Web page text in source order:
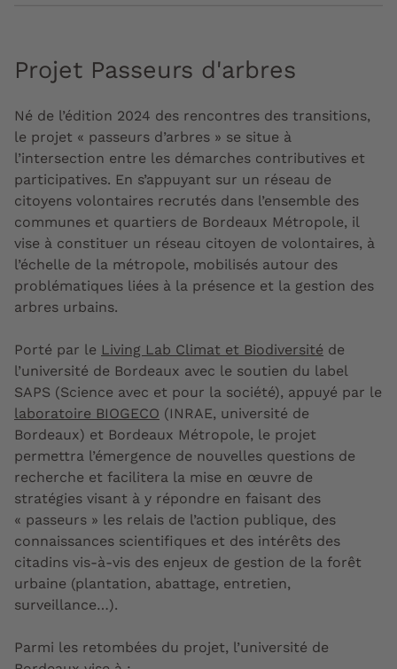
Projet Passeurs d'arbres
Né de l’édition 2024 des rencontres des transitions,
le projet « passeurs d’arbres » se situe à
l’intersection entre les démarches contributives et
participatives. En s’appuyant sur un réseau de
citoyens volontaires recrutés dans l’ensemble des
communes et quartiers de Bordeaux Métropole, il
vise à constituer un réseau citoyen de volontaires, à
l’échelle de la métropole, mobilisés autour des
problématiques liées à la présence et la gestion des
arbres urbains.
Porté par le Living Lab Climat et Biodiversité de
l’université de Bordeaux avec le soutien du label
SAPS (Science avec et pour la société), appuyé par le
laboratoire BIOGECO (INRAE, université de
Bordeaux) et Bordeaux Métropole, le projet
permettra l’émergence de nouvelles questions de
recherche et facilitera la mise en œuvre de
stratégies visant à y répondre en faisant des
« passeurs » les relais de l’action publique, des
connaissances scientifiques et des intérêts des
citadins vis-à-vis des enjeux de gestion de la forêt
urbaine (plantation, abattage, entretien,
surveillance…).
Parmi les retombées du projet, l’université de